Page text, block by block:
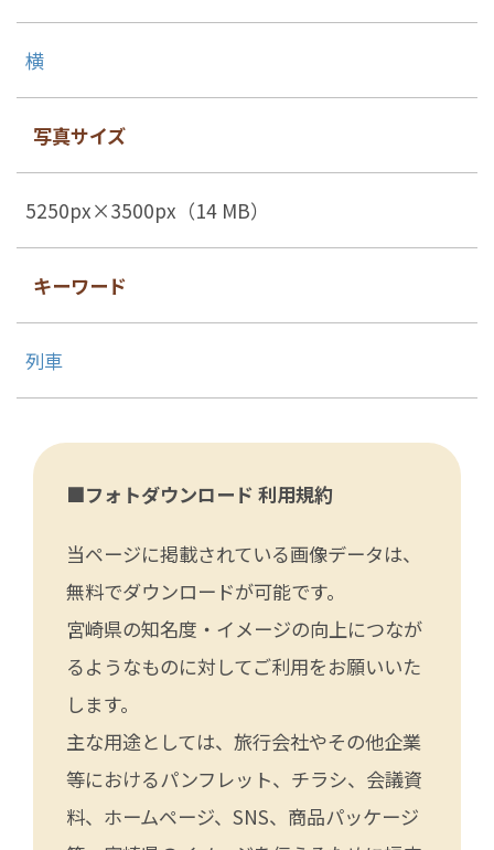
横
写真サイズ
5250px×3500px（14 MB）
キーワード
列車
■フォトダウンロード 利用規約
当ページに掲載されている画像データは、
無料でダウンロードが可能です。
宮崎県の知名度・イメージの向上につなが
るようなものに対してご利用をお願いいた
します。
主な用途としては、旅行会社やその他企業
等におけるパンフレット、チラシ、会議資
料、ホームページ、SNS、商品パッケージ